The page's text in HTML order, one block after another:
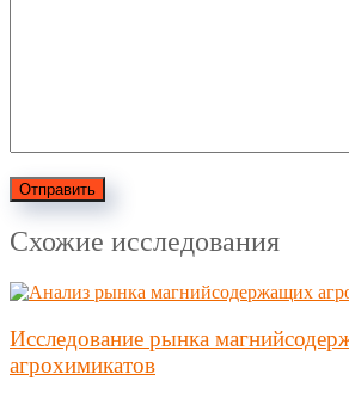
Отправить
Схожие исследования
Исследование рынка
агрохимикатов